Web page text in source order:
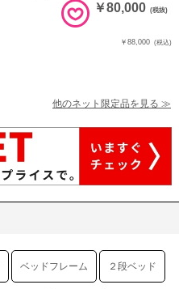
￥80,000 (税抜)
￥88,000 (税込)
他のネット限定品を見る ≫
ベッドフレーム ２段ベッド